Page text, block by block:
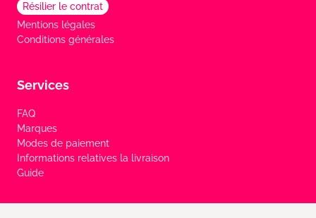
Résilier le contrat
Mentions légales
Conditions générales
Services
FAQ
Marques
Modes de paiement
Informations relatives la livraison
Guide